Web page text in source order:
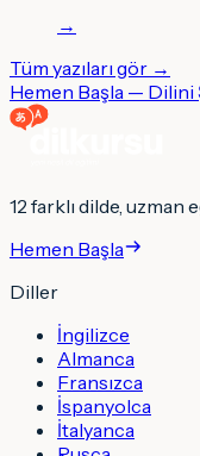
→
Tüm yazıları gör →
Hemen Başla — Dilini
12 farklı dilde,
Hemen Başla
Diller
İngilizce
Almanca
Fransızca
İspanyolca
İtalyanca